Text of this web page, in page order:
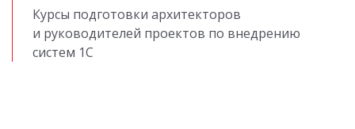
Курсы подготовки архитекторов
и руководителей проектов по внедрению
систем 1С